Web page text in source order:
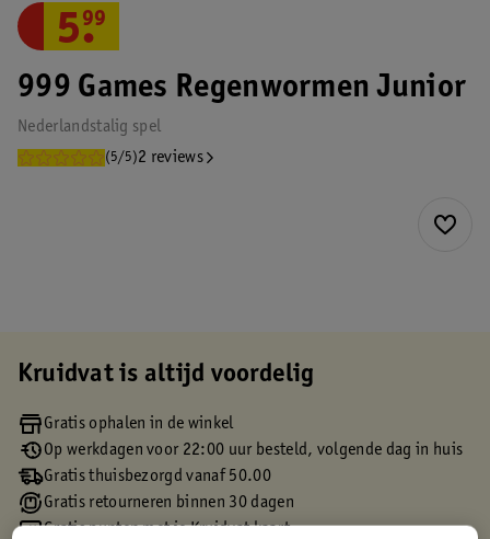
999 Games Regenwormen Junior
Nederlandstalig spel
(5/5)2 reviews
5.
99
Kruidvat is altijd voordelig
Gratis ophalen in de winkel
Op werkdagen voor 22:00 uur besteld, volgende dag in huis
Gratis thuisbezorgd vanaf 50.00
Gratis retourneren binnen 30 dagen
Gratis punten met je Kruidvat kaart